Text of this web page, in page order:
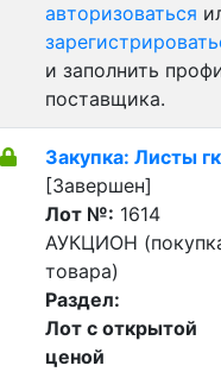
авторизоваться
и заполнить
поставщика.
Закупка: Листы гк
[Завершен]
Лот №: 1614
АУКЦИОН
товара)
Раздел:
Лот с открытой
ценой